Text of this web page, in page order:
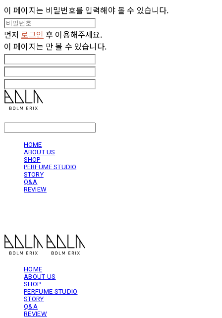
이 페이지는 비밀번호를 입력해야 볼 수 있습니다.
먼저 로그인 후 이용해주세요.
이 페이지는 만 볼 수 있습니다.
HOME
ABOUT US
SHOP
PERFUME STUDIO
STORY
Q&A
REVIEW
HOME
ABOUT US
SHOP
PERFUME STUDIO
STORY
Q&A
REVIEW